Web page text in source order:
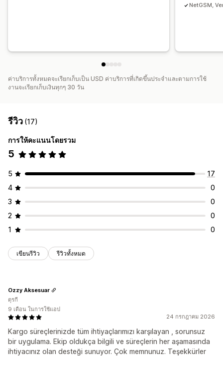
NetGSM,
ค่าบริการทั้งหมดจะเรียกเก็บเป็น USD ค่าบริการที่เกิดขึ้นประจำและตามการใช้
งานจะเรียกเก็บเงินทุกๆ 30 วัน
รีวิว (17)
การให้คะแนนโดยรวม
5
5
17
4
0
3
0
2
0
1
0
เขียนรีวิว รีวิวทั้งหมด
24 กรกฎาคม 2026
Kargo süreçlerinizde tüm ihtiyaçlarımızı karşılayan , sorunsuz
bir uygulama. Ekip oldukça bilgili ve süreçlerin her aşamasında
ihtiyacınız olan desteği sunuyor. Çok memnunuz. Teşekkürler
Ozzy Aksesuar
ตุรกี
9 เดือน ในการใช้แอป